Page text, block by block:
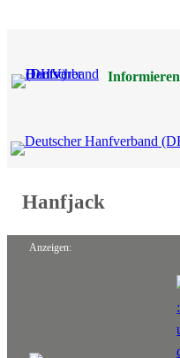
Informieren
Hanfjack
Anzeigen: